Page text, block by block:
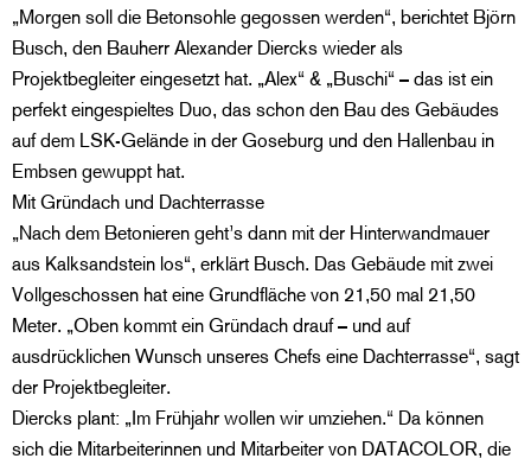
„Morgen soll die Betonsohle gegossen werden“, berichtet Björn
Busch, den Bauherr Alexander Diercks wieder als
Projektbegleiter eingesetzt hat. „Alex“ & „Buschi“ – das ist ein
perfekt eingespieltes Duo, das schon den Bau des Gebäudes
auf dem LSK-Gelände in der Goseburg und den Hallenbau in
Embsen gewuppt hat.
Mit Gründach und Dachterrasse
„Nach dem Betonieren geht’s dann mit der Hinterwandmauer
aus Kalksandstein los“, erklärt Busch. Das Gebäude mit zwei
Vollgeschossen hat eine Grundfläche von 21,50 mal 21,50
Meter. „Oben kommt ein Gründach drauf – und auf
ausdrücklichen Wunsch unseres Chefs eine Dachterrasse“, sagt
der Projektbegleiter.
Diercks plant: „Im Frühjahr wollen wir umziehen.“ Da können
sich die Mitarbeiterinnen und Mitarbeiter von DATACOLOR, die